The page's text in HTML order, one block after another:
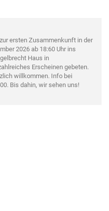
ersten Zusammenkunft in der
2026 ab 18:60 Uhr ins
Haus in
Erscheinen gebeten.
willkommen. Info bei
Bis dahin, wir sehen uns!